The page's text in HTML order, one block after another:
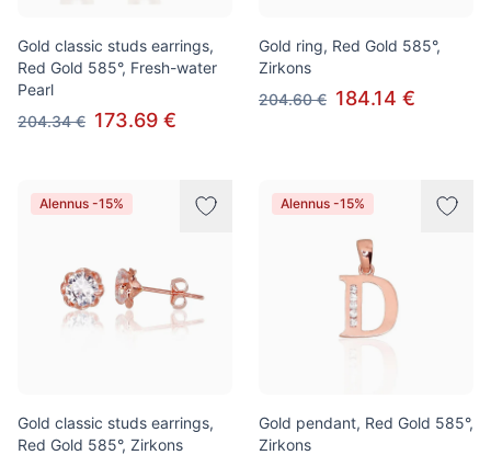
Gold classic studs earrings,
Red Gold 585°, Fresh-water
Pearl
204.34 € 173.69 €
Gold ring, Red Gold 585°,
Zirkons
204.60 € 184.14 €
Alennus -15%
Gold classic studs earrings,
Red Gold 585°, Zirkons
Alennus -15%
Gold pendant, Red Gold 585°,
Zirkons